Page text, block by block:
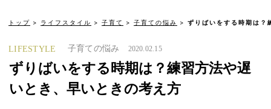
トップ ライフスタイル 子育て 子育ての悩み ずりばいをする時期は？
LIFESTYLE 子育ての悩み 2020.02.15
ずりばいをする時期は？練習方法や遅
いとき、早いときの考え方